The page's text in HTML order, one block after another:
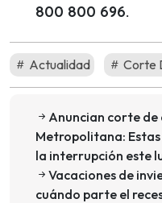
800 800 696.
Actualidad Corte
Anuncian corte de
Metropolitana:
la interrupción este
Vacaciones de
cuándo parte el